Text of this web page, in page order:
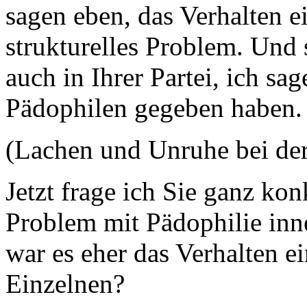
sagen eben, das Verhalten
strukturelles Problem.
auch in Ihrer Partei, ich
Pädophilen gegeben haben.
(Lachen und Unruhe bei
Jetzt frage ich Sie ganz
Problem mit Pädophilie
war es eher das Verhalten
Einzelnen?